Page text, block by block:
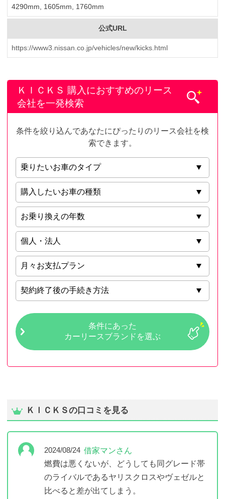
4290mm, 1605mm, 1760mm
公式URL
https://www3.nissan.co.jp/vehicles/new/kicks.html
ＫＩＣＫＳ 購入におすすめのリース
会社を一発検索
条件を絞り込んであなたにぴったりのリース会社を検
索できます。
条件にあった
カーリースブランドを選ぶ
ＫＩＣＫＳの口コミを見る
2024/08/24 借家マンさん
燃費は悪くないが、どうしても同グレード帯
のライバルであるヤリスクロスやヴェゼルと
比べると差が出てしまう。